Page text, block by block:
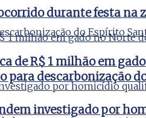
para descarbonização
durante festa na
de R$ 1 milhão em
investigado por